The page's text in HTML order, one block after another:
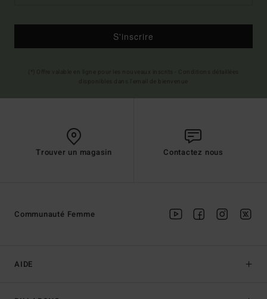
S'inscrire
Trouver un magasin Contactez nous
AIDE
Communauté Femme